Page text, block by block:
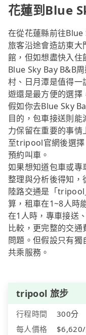
花蓮到Blue
在從花蓮縣前往
旅客沿途會造訪東大
館，但如想盡快入
Blue Sky Bay B&B
村、日月潭是值得一
遊還是最方便的選擇
假如你去Blue Sky
目的，包車接送則
力保留在重要的事
至tripool官網後選擇
預約叫車。
如果想知道包車或專
整理與分析後得知，
陸路交通是「tripool
算，租車在1~8人時
在1人時，專車接送
比較，更完整的交
問題。但假設只有
共乘服務。
tripool 旅步
行程時間
300分
每人價格